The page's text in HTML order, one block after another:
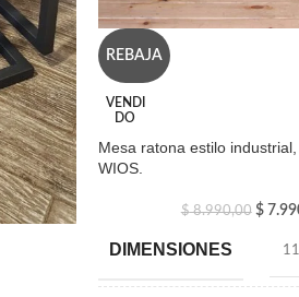
WIOS. REBAJA
VENDI
DO
Mesa ratona estilo
WIOS.
$8.990,00 $
DIMENSIONES